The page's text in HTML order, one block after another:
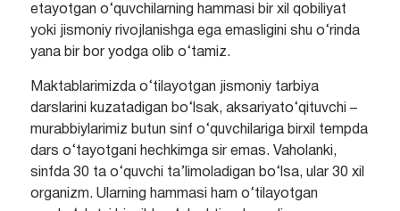
etayotgan o‘quvchilarning hammasi bir xil qobiliyat
yoki jismoniy rivojlanishga ega emasligini shu o‘rinda
yana bir bor yodga olib o‘tamiz.
Maktablarimizda o‘tilayotgan jismoniy tarbiya
darslarini kuzatadigan bo‘lsak, aksariyato‘qituvchi –
murabbiylarimiz butun sinf o‘quvchilariga birxil tempda
dars o‘tayotgani hechkimga sir emas. Vaholanki,
sinfda 30 ta o‘quvchi ta’limoladigan bo‘lsa, ular 30 xil
organizm. Ularning hammasi ham o‘tilayotgan